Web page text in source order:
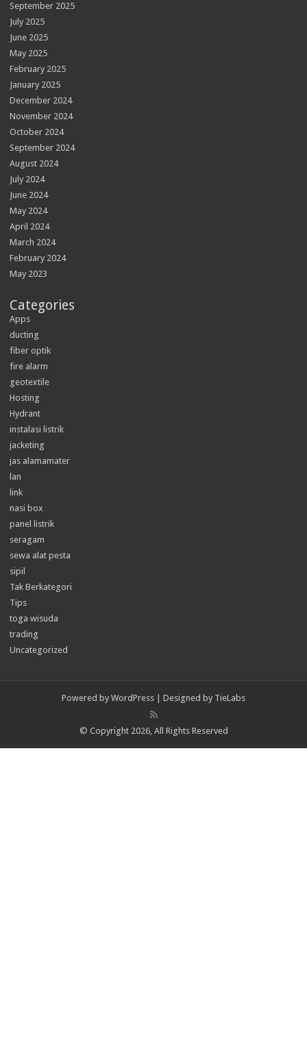
September 2025
July 2025
June 2025
May 2025
February 2025
January 2025
December 2024
November 2024
October 2024
September 2024
August 2024
July 2024
June 2024
May 2024
April 2024
March 2024
February 2024
May 2023
Categories
Apps
ducting
fiber optik
fire alarm
geotextile
Hosting
Hydrant
instalasi listrik
jacketing
jas alamamater
lan
link
nasi box
panel listrik
seragam
sewa alat pesta
sipil
Tak Berkategori
Tips
toga wisuda
trading
Uncategorized
Powered by WordPress | Designed by TieLabs
© Copyright 2026, All Rights Reserved